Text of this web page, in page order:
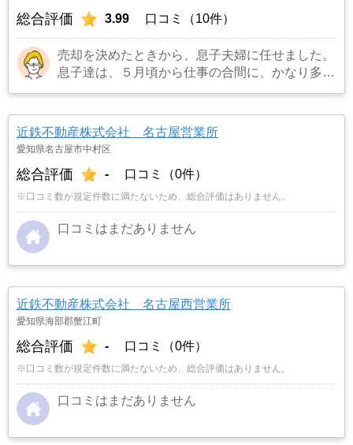
した。 …もっと見る
総合評価 3.99 口コミ（10件）
売却を決めたときから、息子夫婦に任せました。
息子達は、５月頃から仕事の合間に、かなり多く
も考えて、こちらの立場に立って考えてくれる
「ナカジツ」に決めました。
近鉄不動産株式会社 名古屋営業所
愛知県名古屋市中村区
総合評価 - 口コミ（0件）
※口コミ数が規定件数に満たないため、総合評価はありません。
口コミはまだありません
近鉄不動産株式会社 名古屋西営業所
愛知県海部郡蟹江町
総合評価 - 口コミ（0件）
※口コミ数が規定件数に満たないため、総合評価はありません。
口コミはまだありません